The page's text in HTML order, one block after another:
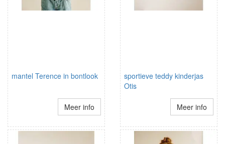
mantel Terence in bontlook
Meer info
sportieve teddy kinderjas
Otis
Meer info